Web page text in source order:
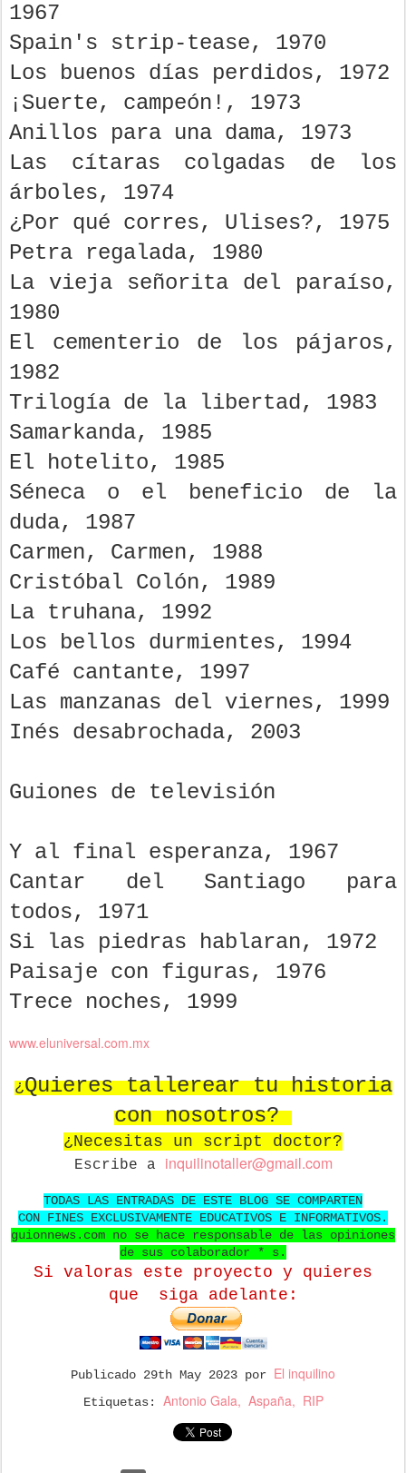
1967
Spain's strip-tease, 1970
Los buenos días perdidos, 1972
¡Suerte, campeón!, 1973
Anillos para una dama, 1973
Las cítaras colgadas de los
árboles, 1974
¿Por qué corres, Ulises?, 1975
Petra regalada, 1980
La vieja señorita del paraíso,
1980
El cementerio de los pájaros,
1982
Trilogía de la libertad, 1983
Samarkanda, 1985
El hotelito, 1985
Séneca o el beneficio de la
duda, 1987
Carmen, Carmen, 1988
Cristóbal Colón, 1989
La truhana, 1992
Los bellos durmientes, 1994
Café cantante, 1997
Las manzanas del viernes, 1999
Inés desabrochada, 2003
Guiones de televisión
Y al final esperanza, 1967
Cantar del Santiago para
todos, 1971
Si las piedras hablaran, 1972
Paisaje con figuras, 1976
Trece noches, 1999
www.eluniversal.com.mx
¿Quieres tallerear tu historia
con nosotros?
¿Necesitas un script doctor?
Escribe a inquilinotaller@gmail.com
TODAS LAS ENTRADAS DE ESTE BLOG SE COMPARTEN
CON FINES EXCLUSIVAMENTE EDUCATIVOS E INFORMATIVOS.
guionnews.com no se hace responsable de las opiniones
de sus colaborador * s.
Si valoras este proyecto y quieres
que siga adelante:
Publicado 29th May 2023 por El inquilino
Etiquetas: Antonio Gala Aspaña RIP